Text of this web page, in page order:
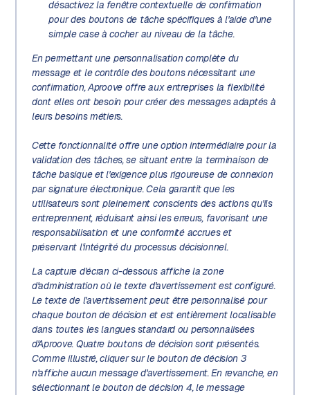
désactivez la fenêtre contextuelle de confirmation
pour des boutons de tâche spécifiques à l'aide d'une
simple case à cocher au niveau de la tâche.
En permettant une personnalisation complète du
message et le contrôle des boutons nécessitant une
confirmation, Aproove offre aux entreprises la flexibilité
dont elles ont besoin pour créer des messages adaptés à
leurs besoins métiers.
Cette fonctionnalité offre une option intermédiaire pour la
validation des tâches, se situant entre la terminaison de
tâche basique et l'exigence plus rigoureuse de connexion
par signature électronique. Cela garantit que les
utilisateurs sont pleinement conscients des actions qu'ils
entreprennent, réduisant ainsi les erreurs, favorisant une
responsabilisation et une conformité accrues et
préservant l'intégrité du processus décisionnel.
La capture d'écran ci-dessous affiche la zone
d'administration où le texte d'avertissement est configuré.
Le texte de l'avertissement peut être personnalisé pour
chaque bouton de décision et est entièrement localisable
dans toutes les langues standard ou personnalisées
d'Aproove. Quatre boutons de décision sont présentés.
Comme illustré, cliquer sur le bouton de décision 3
n'affiche aucun message d'avertissement. En revanche, en
sélectionnant le bouton de décision 4, le message